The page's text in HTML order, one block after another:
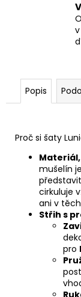
Popis
Proč si šaty
mušelín
cirkuluje
ani v
Střih s
pro